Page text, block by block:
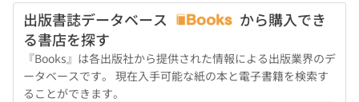
出版書誌データベース
から購入でき
る書店を探す
『Books』は各出版社から提供された情報による出版業界のデ
ータベースです。 現在入手可能な紙の本と電子書籍を検索す
ることができます。